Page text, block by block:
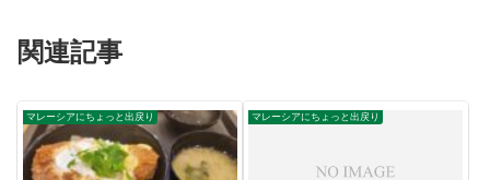
関連記事
マレーシアにちょっと出戻り マレーシアにちょっと出戻り